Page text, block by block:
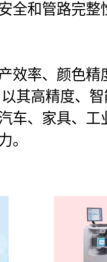
全和管路完整
效率、颜色
其高精度、
车、家具、
。